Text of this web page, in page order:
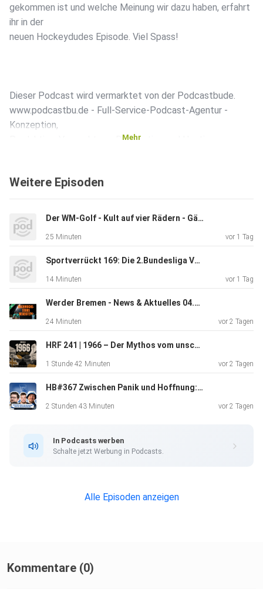
gekommen ist und welche Meinung wir dazu haben, erfahrt
ihr in der
neuen Hockeydudes Episode. Viel Spass!
Dieser Podcast wird vermarktet von der Podcastbude.
www.podcastbu.de - Full-Service-Podcast-Agentur -
Konzeption,
Produktion, Vermarktung, Distribution und Hosting.
damit Geld
Dann schaue auf www.kostenlos-hosten.de und informiere
dich.
Dort erhältst du alle Informationen zu unseren kostenlosen
Podcast-Hosting-Angeboten. kostenlos-hosten.de ist ein
Produkt
Mehr
Weitere Episoden
Der WM-Golf - Kult auf vier Rädern - Gäste: Steffen Kurtz/Fabian Bergmann (Fans)
25 Minuten vor 1 Tag
Sportverrückt 169: Die 2.Bundesliga Vorschau! Wird Hannover vom Jäger zum Gejagdten???
14 Minuten vor 1 Tag
Werder Bremen - News & Aktuelles 04.08.2026
24 Minuten vor 2 Tagen
HRF 241 | 1966 – Der Mythos vom unschuldigen Fußball
1 Stunde 42 Minuten vor 2 Tagen
HB#367 Zwischen Panik und Hoffnung: Hertha-Saisonvorschau
2 Stunden 43 Minuten vor 2 Tagen
In Podcasts werben
Schalte jetzt Werbung in Podcasts.
Alle Episoden anzeigen
Kommentare (0)